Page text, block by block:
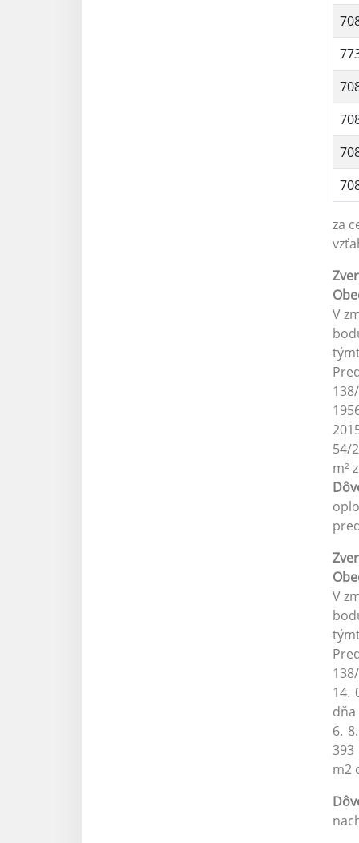
za
V
54/
m²
V
14.
dňa
6.
393
m2